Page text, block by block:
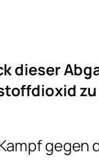
dieser
gegen